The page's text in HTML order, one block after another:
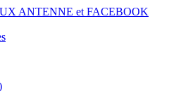
ANTENNE et FACEBOOK